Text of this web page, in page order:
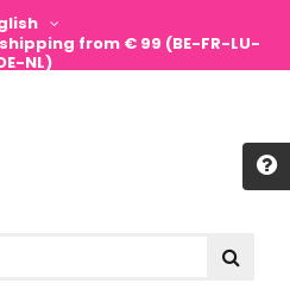
from € 99 (BE-FR-LU-
NL)